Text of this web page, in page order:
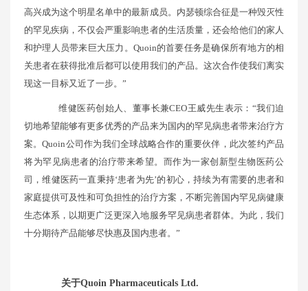
高兴成为这个明星名单中的最新成员。内瑟顿综合征是一种毁灭性
的罕见疾病，不仅会严重影响患者的生活质量，还会给他们的家人
和护理人员带来巨大压力。Quoin的首要任务是确保所有地方的相
关患者在获得批准后都可以使用我们的产品。这次合作使我们离实
现这一目标又近了一步。”
维健医药创始人、董事长兼CEO王威先生表示：“我们迫
切地希望能够有更多优秀的产品来为国内的罕见病患者带来治疗方
案。Quoin公司作为我们全球战略合作的重要伙伴，此次签约产品
将为罕见病患者的治疗带来希望。而作为一家创新型生物医药公
司，维健医药一直秉持‘患者为先’的初心，持续为有需要的患者和
家庭提供可及性和可负担性的治疗方案，不断完善国内罕见病健康
生态体系，以期更广泛更深入地服务罕见病患者群体。为此，我们
十分期待产品能够尽快惠及国内患者。”
关于Quoin Pharmaceuticals Ltd.